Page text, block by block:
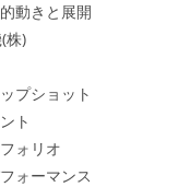
動きと展開
株)
プショット
ト
ォリオ
ォーマンス